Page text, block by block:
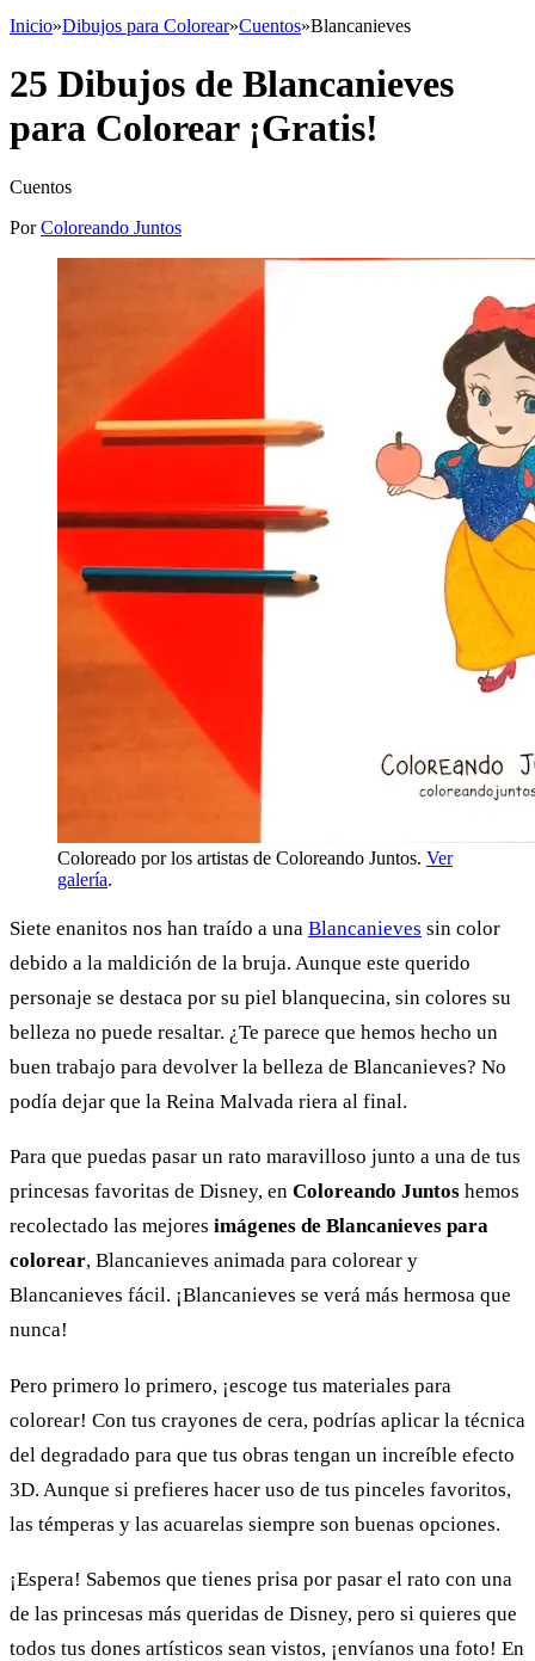
Inicio»Dibujos para Colorear»Cuentos»Blancanieves
25 Dibujos de Blancanieves
para Colorear ¡Gratis!
Cuentos
PorColoreando Juntos
Coloreado por los artistas de Coloreando Juntos. Ver
galería.
Siete enanitos nos han traído a una Blancanieves sin color
debido a la maldición de la bruja. Aunque este querido
personaje se destaca por su piel blanquecina, sin colores su
belleza no puede resaltar. ¿Te parece que hemos hecho un
buen trabajo para devolver la belleza de Blancanieves? No
podía dejar que la Reina Malvada riera al final.
Para que puedas pasar un rato maravilloso junto a una de tus
princesas favoritas de Disney, en Coloreando Juntos hemos
recolectado las mejores imágenes de Blancanieves para
colorear, Blancanieves animada para colorear y
Blancanieves fácil. ¡Blancanieves se verá más hermosa que
nunca!
Pero primero lo primero, ¡escoge tus materiales para
colorear! Con tus crayones de cera, podrías aplicar la técnica
del degradado para que tus obras tengan un increíble efecto
3D. Aunque si prefieres hacer uso de tus pinceles favoritos,
las témperas y las acuarelas siempre son buenas opciones.
¡Espera! Sabemos que tienes prisa por pasar el rato con una
de las princesas más queridas de Disney, pero si quieres que
todos tus dones artísticos sean vistos, ¡envíanos una foto! En